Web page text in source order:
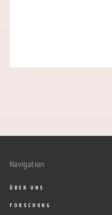
Navigation
ÜBER UNS
FORSCHUNG